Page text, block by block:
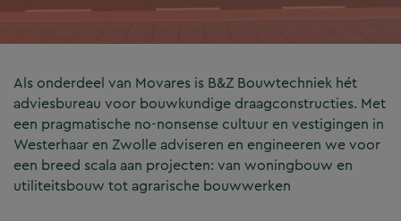
Als onderdeel van Movares is B&Z Bouwtechniek hét
adviesbureau voor bouwkundige draagconstructies. Met
een pragmatische no-nonsense cultuur en vestigingen in
Westerhaar en Zwolle adviseren en engineeren we voor
een breed scala aan projecten: van woningbouw en
utiliteitsbouw tot agrarische bouwwerken